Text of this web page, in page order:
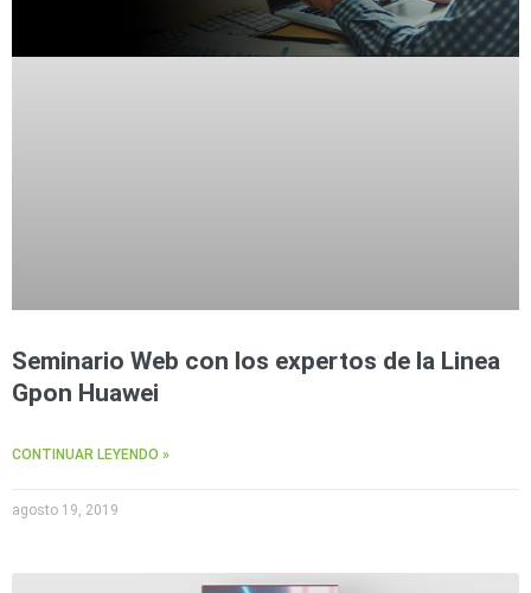
Seminario Web con los expertos de la Linea
Gpon Huawei
CONTINUAR LEYENDO »
agosto 19, 2019